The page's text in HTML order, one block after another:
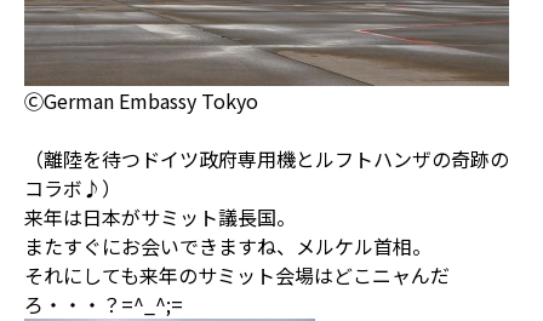
ⒸGerman Embassy Tokyo
（離陸を待つドイツ政府専用機とルフトハンザの奇跡の
コラボ♪）
来年は日本がサミット議長国。
またすぐにお会いできますね、メルケル首相。
それにしても来年のサミット会場はどこニャんだ
ろ・・・？=^_^;=